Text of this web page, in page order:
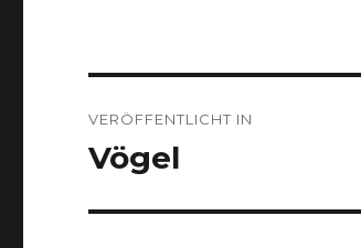
VERÖFFENTLICHT IN
Vögel